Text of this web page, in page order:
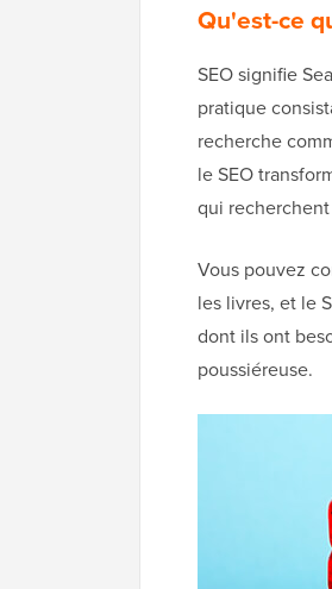
Qu'est-ce
SEO signifie
pratique
recherche
le SEO
qui
Vous pouvez
les livres, et le
dont ils ont
poussiéreuse.